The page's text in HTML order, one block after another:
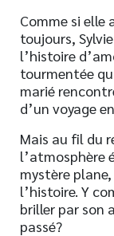
Comme si
toujours,
l’histoire
tourmentée
marié
d’un voyage
Mais au fil du
l’atmosphère
mystère
l’histoire. Y
briller par son
passé?